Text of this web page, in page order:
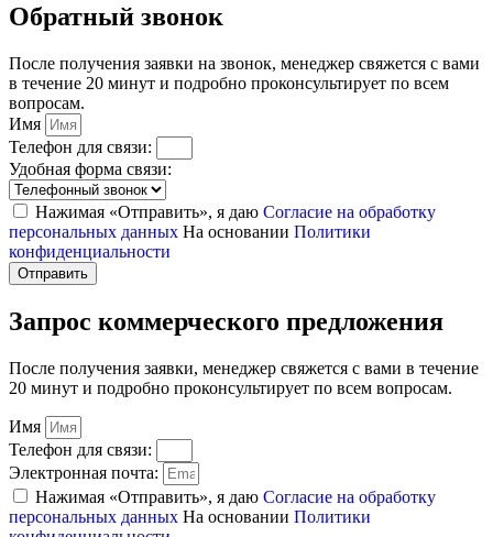
Обратный звонок
После получения заявки на звонок, менеджер свяжется с вами
в течение 20 минут и подробно проконсультирует по всем
вопросам.
Имя
Телефон для связи:
Удобная форма связи:
Нажимая «Отправить», я даю Согласие на обработку
персональных данных На основании Политики
конфиденциальности
Отправить
Запрос коммерческого предложения
После получения заявки, менеджер свяжется с вами в течение
20 минут и подробно проконсультирует по всем вопросам.
Имя
Телефон для связи:
Электронная почта:
Нажимая «Отправить», я даю Согласие на обработку
персональных данных На основании Политики